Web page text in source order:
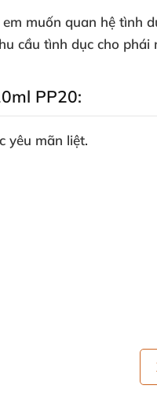
em muốn quan hệ tình
cầu tình dục cho phái
PP20:
yêu mãn liệt.